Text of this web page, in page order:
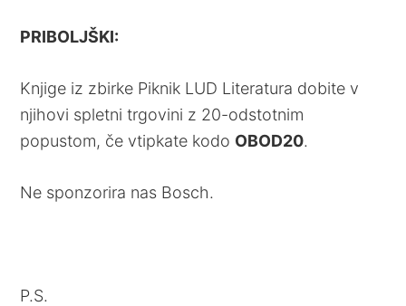
PRIBOLJŠKI:
Knjige iz zbirke Piknik LUD Literatura dobite v
njihovi spletni trgovini z 20-odstotnim
popustom, če vtipkate kodo OBOD20.
Ne sponzorira nas Bosch.
P.S.